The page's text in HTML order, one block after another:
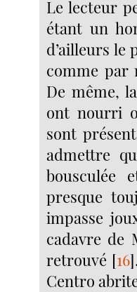
Le lecteur
étant un
d’ailleurs le
comme par
De même,
ont nourri
sont
admettre
bousculée
presque
impasse
cadavre de
retrouvé [16]
Centro